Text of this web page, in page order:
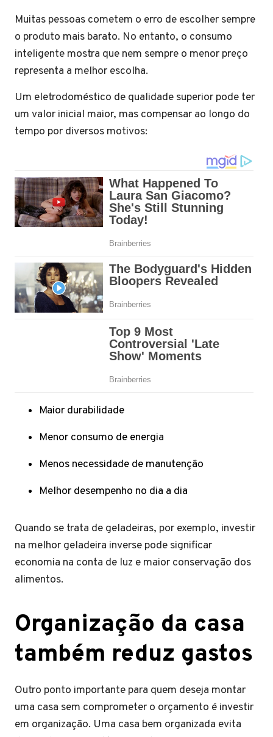
Muitas pessoas cometem o erro de escolher sempre
o produto mais barato. No entanto, o consumo
inteligente mostra que nem sempre o menor preço
representa a melhor escolha.
Um eletrodoméstico de qualidade superior pode ter
um valor inicial maior, mas compensar ao longo do
tempo por diversos motivos:
Maior durabilidade
Menor consumo de energia
Menos necessidade de manutenção
Melhor desempenho no dia a dia
Quando se trata de geladeiras, por exemplo, investir
na melhor geladeira inverse pode significar
economia na conta de luz e maior conservação dos
alimentos.
Organização da casa
também reduz gastos
Outro ponto importante para quem deseja montar
uma casa sem comprometer o orçamento é investir
em organização. Uma casa bem organizada evita